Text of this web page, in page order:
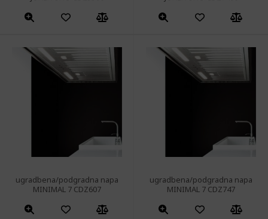
ugradbena/podgradna napa
MINIMAL 7 CDZ607
ugradbena/podgradna napa
MINIMAL 7 CDZ747